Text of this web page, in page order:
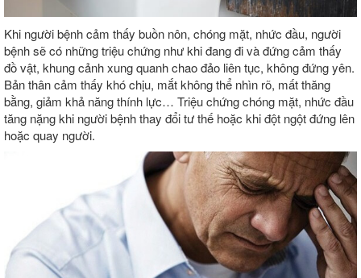
Khi người bệnh cảm thấy buồn nôn, chóng mặt, nhức đầu, người
bệnh sẽ có những triệu chứng như khi đang đi và đứng cảm thấy
đồ vật, khung cảnh xung quanh chao đảo liên tục, không đứng yên.
Bản thân cảm thấy khó chịu, mắt không thể nhìn rõ, mất thăng
bằng, giảm khả năng thính lực… Triệu chứng chóng mặt, nhức đầu
tăng nặng khi người bệnh thay đổi tư thế hoặc khi đột ngột đứng lên
hoặc quay người.